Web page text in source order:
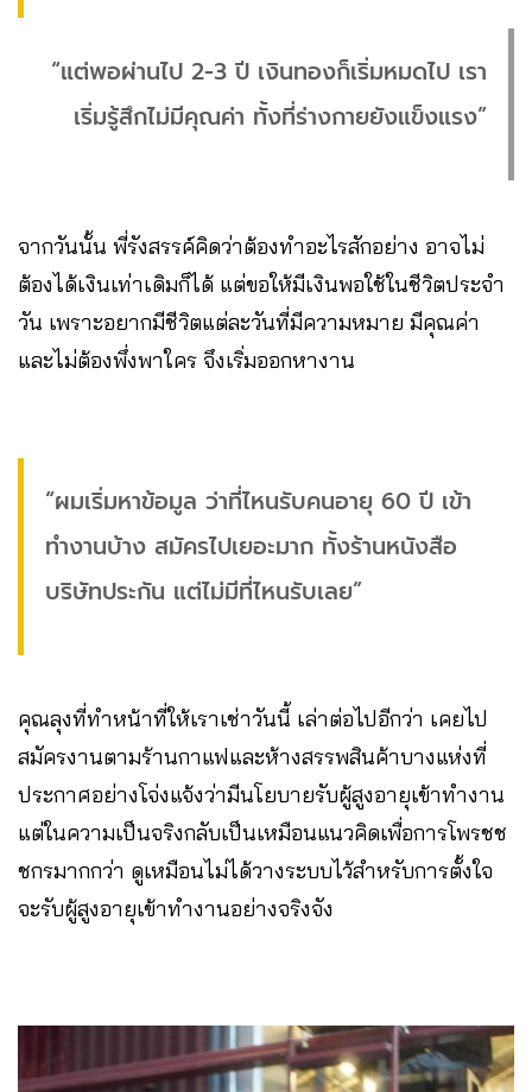
“แต่พอผ่านไป 2-3 ปี เงินทองก็เริ่มหมดไป เรา
เริ่มรู้สึกไม่มีคุณค่า ทั้งที่ร่างกายยังแข็งแรง”
จากวันนั้น พี่รังสรรค์คิดว่าต้องทำอะไรสักอย่าง อาจไม่
ต้องได้เงินเท่าเดิมก็ได้ แต่ขอให้มีเงินพอใช้ในชีวิตประจำ
วัน เพราะอยากมีชีวิตแต่ละวันที่มีความหมาย มีคุณค่า
และไม่ต้องพึ่งพาใคร จึงเริ่มออกหางาน
“ผมเริ่มหาข้อมูล ว่าที่ไหนรับคนอายุ 60 ปี เข้า
ทำงานบ้าง สมัครไปเยอะมาก ทั้งร้านหนังสือ
บริษัทประกัน แต่ไม่มีที่ไหนรับเลย”
คุณลุงที่ทำหน้าที่ให้เราเช่าวันนี้ เล่าต่อไปอีกว่า เคยไป
สมัครงานตามร้านกาแฟและห้างสรรพสินค้าบางแห่งที่
ประกาศอย่างโจ่งแจ้งว่ามีนโยบายรับผู้สูงอายุเข้าทำงาน
แต่ในความเป็นจริงกลับเป็นเหมือนแนวคิดเพื่อการโพรชช
ชกรมากกว่า ดูเหมือนไม่ได้วางระบบไว้สำหรับการตั้งใจ
จะรับผู้สูงอายุเข้าทำงานอย่างจริงจัง